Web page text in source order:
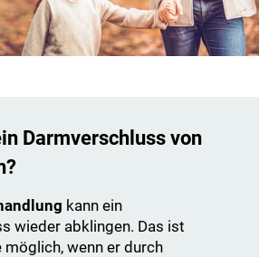
Darmverschluss von
kann ein
wieder abklingen. Das ist
wenn er durch